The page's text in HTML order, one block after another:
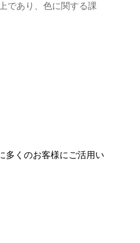
であり、色に関する課
多くのお客様にご活用い